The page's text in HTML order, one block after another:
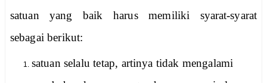
satuan yang baik harus memiliki syarat-syarat
sebagai berikut:
satuan selalu tetap, artinya tidak mengalami